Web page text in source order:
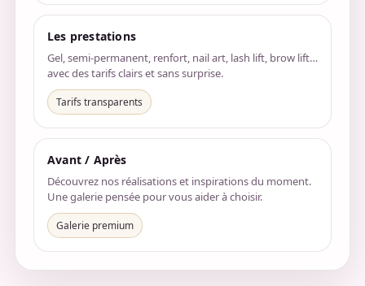
Les prestations
Gel, semi-permanent, renfort, nail art, lash lift, brow lift…
avec des tarifs clairs et sans surprise.
Tarifs transparents
Avant / Après
Découvrez nos réalisations et inspirations du moment.
Une galerie pensée pour vous aider à choisir.
Galerie premium